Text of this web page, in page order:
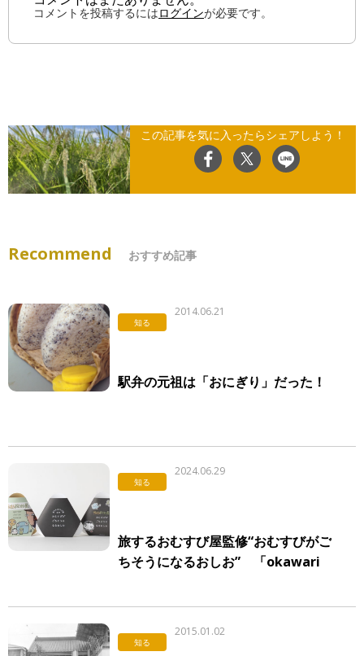
コメントを投稿するにはログインが必要です。
この記事を気に入ったらシェアしよう！
Recommend おすすめ記事
知る
2014.06.21
駅弁の元祖は「おにぎり」だった！
知る
2024.06.29
旅するおむすび屋監修“おむすびがご
ちそうになるおしお” 「okawari
知る
2015.01.02